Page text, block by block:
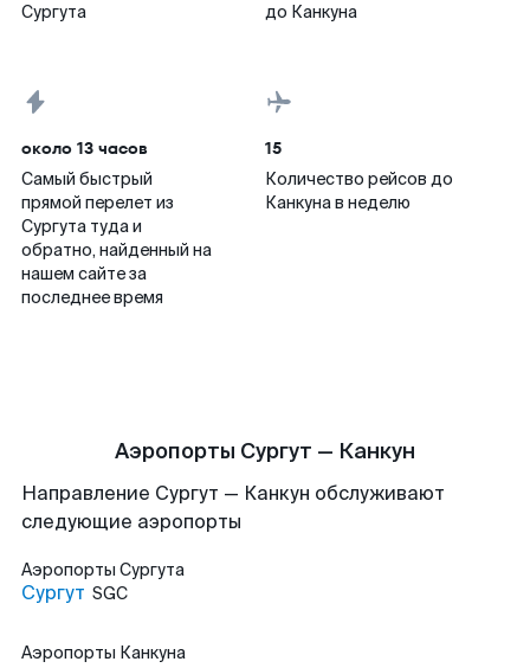
Сургута
до Канкуна
около 13 часов
Самый быстрый
прямой перелет из
Сургута туда и
обратно, найденный на
нашем сайте за
последнее время
15
Количество рейсов до
Канкуна в неделю
Аэропорты Сургут — Канкун
Направление Сургут — Канкун обслуживают
следующие аэропорты
Аэропорты Сургута
Сургут SGC
Аэропорты Канкуна